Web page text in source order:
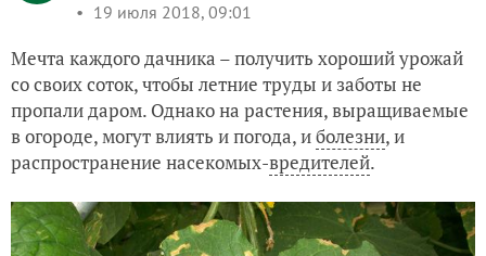
19 июля 2018, 09:01
Мечта каждого дачника – получить хороший урожай
со своих соток, чтобы летние труды и заботы не
пропали даром. Однако на растения, выращиваемые
в огороде, могут влиять и погода, иболезни, и
распространение насекомых-вредителей.